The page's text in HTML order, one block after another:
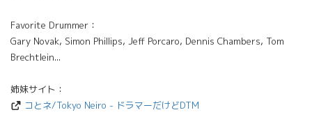
Favorite Drummer：
Gary Novak, Simon Phillips, Jeff Porcaro, Dennis Chambers, Tom
Brechtlein...
姉妹サイト：
コとネ/Tokyo Neiro - ドラマーだけどDTM